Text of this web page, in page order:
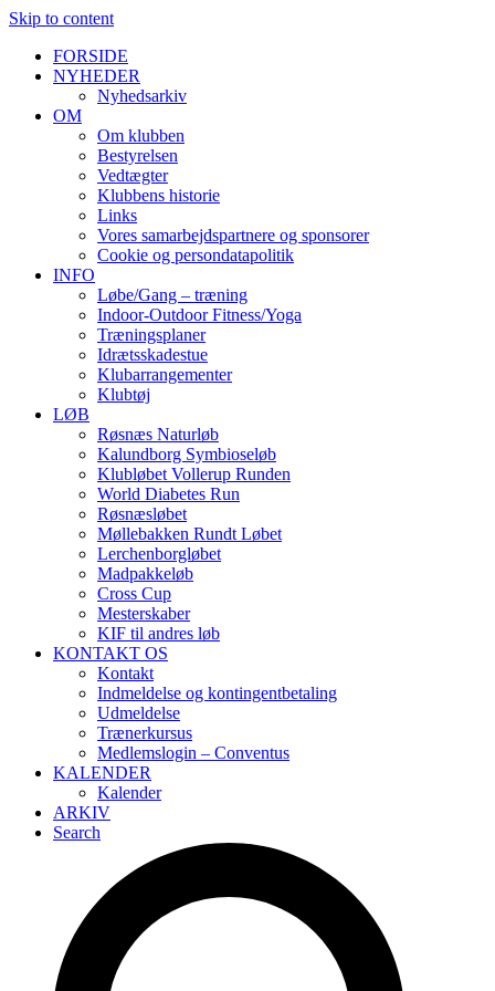
Skip to content
FORSIDE
NYHEDER
Nyhedsarkiv
OM
Om klubben
Bestyrelsen
Vedtægter
Klubbens historie
Links
Vores samarbejdspartnere og sponsorer
Cookie og persondatapolitik
INFO
Løbe/Gang – træning
Indoor-Outdoor Fitness/Yoga
Træningsplaner
Idrætsskadestue
Klubarrangementer
Klubtøj
LØB
Røsnæs Naturløb
Kalundborg Symbioseløb
Klubløbet Vollerup Runden
World Diabetes Run
Røsnæsløbet
Møllebakken Rundt Løbet
Lerchenborgløbet
Madpakkeløb
Cross Cup
Mesterskaber
KIF til andres løb
KONTAKT OS
Kontakt
Indmeldelse og kontingentbetaling
Udmeldelse
Trænerkursus
Medlemslogin – Conventus
KALENDER
Kalender
ARKIV
Search